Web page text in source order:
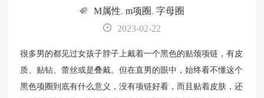
M属性, m项圈, 字母圈
2023-02-22
​很多男的都见过女孩子脖子上戴着一个黑色的贴颈项链，有皮
质、贴钻、蕾丝或是叠戴。但在直男的眼中，始终看不懂这个
黑色项圈到底有什么意义，没有项链好看，而且贴着皮肤，还